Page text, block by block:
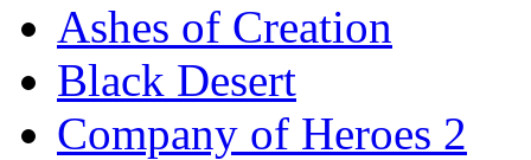
Ashes of Creation
Black Desert
Company of Heroes 2